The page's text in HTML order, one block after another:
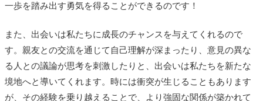
一歩を踏み出す勇気を得ることができるのです！
また、出会いは私たちに成長のチャンスを与えてくれるので
す。親友との交流を通じて自己理解が深まったり、意見の異な
る人との議論が思考を刺激したりと、出会いは私たちを新たな
境地へと導いてくれます。時には衝突が生じることもあります
が、その経験を乗り越えることで、より強固な関係が築かれて